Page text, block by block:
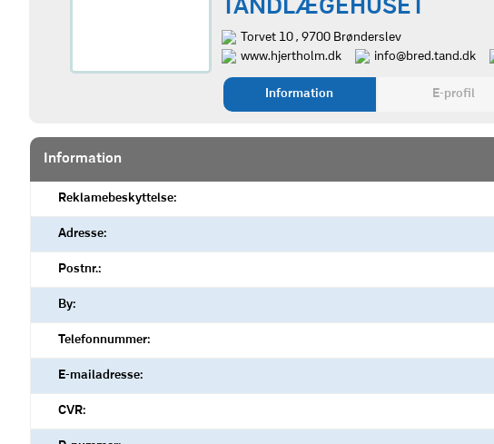
TANDLÆGEHUSET
Torvet 10 , 9700 Brønderslev
www.hjertholm.dk
info@bred.tand.dk
Information E-profil
Information
Reklamebeskyttelse:
Adresse:
Postnr.:
By:
Telefonnummer:
E-mailadresse:
CVR: